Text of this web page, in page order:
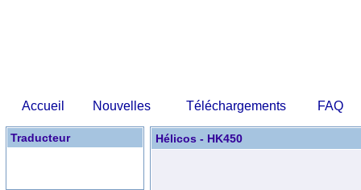
Accueil Nouvelles Téléchargements FAQ
Traducteur Hélicos - HK450